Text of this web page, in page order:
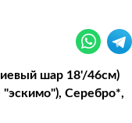
шар 18'/46см)
Серебро*,